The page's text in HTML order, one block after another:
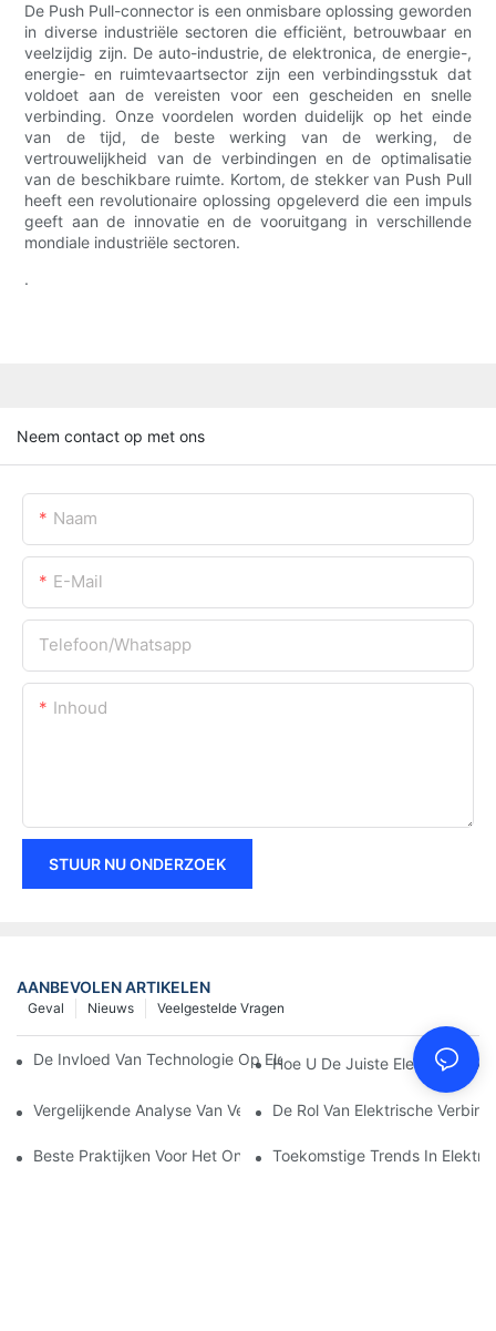
De Push Pull-connector is een onmisbare oplossing geworden
in diverse industriële sectoren die efficiënt, betrouwbaar en
veelzijdig zijn. De auto-industrie, de elektronica, de energie-,
energie- en ruimtevaartsector zijn een verbindingsstuk dat
voldoet aan de vereisten voor een gescheiden en snelle
verbinding. Onze voordelen worden duidelijk op het einde
van de tijd, de beste werking van de werking, de
vertrouwelijkheid van de verbindingen en de optimalisatie
van de beschikbare ruimte. Kortom, de stekker van Push Pull
heeft een revolutionaire oplossing opgeleverd die een impuls
geeft aan de innovatie en de vooruitgang in verschillende
mondiale industriële sectoren.
.
Neem contact op met ons
Naam
E-Mail
Telefoon/whatsapp
Inhoud
STUUR NU ONDERZOEK
AANBEVOLEN ARTIKELEN
Veelgestelde Vragen
Nieuws
Geval
De Invloed Van Technologie Op Elektrische Verbindingen In
Hoe U De Juiste Elektrische
Vergelijkende Analyse Van Verschillende Soorten Elektrische
De Rol Van Elektrische
Beste Praktijken Voor Het Onderhouden Van Elektrische
Toekomstige Trends In